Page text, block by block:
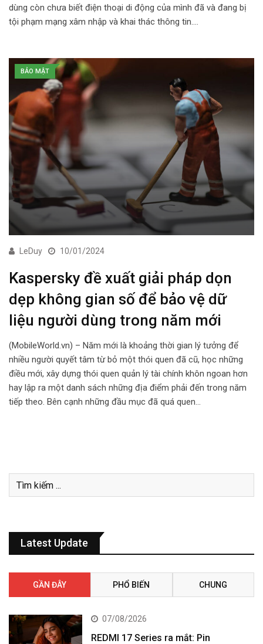
dùng còn chưa biết điện thoại di động của mình đã và đang bị
tội phạm mạng xâm nhập và khai thác thông tin.…
BẢO MẬT
LeDuy 10/01/2024
Kaspersky đề xuất giải pháp dọn
dẹp không gian số để bảo vệ dữ
liệu người dùng trong năm mới
(MobileWorld.vn) – Năm mới là khoảng thời gian lý tưởng để
nhiều người quyết tâm từ bỏ một thói quen đã cũ, học những
điều mới, xây dựng thói quen quản lý tài chính khôn ngoan hơn
hay lập ra một danh sách những địa điểm phải đến trong năm
tiếp theo. Bên cạnh những đầu mục đã quá quen…
Latest Update
GẦN ĐÂY PHỔ BIẾN CHUNG
07/08/2026
REDMI 17 Series ra mắt: Pin